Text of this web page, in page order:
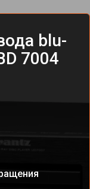
blu-
7004